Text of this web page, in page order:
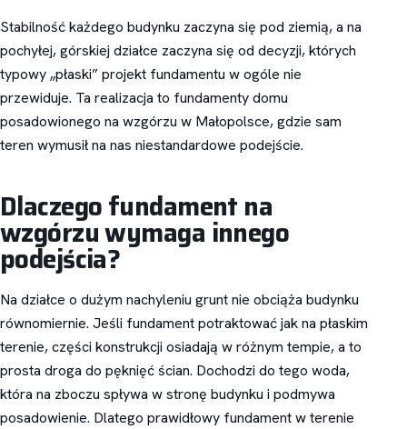
Stabilność każdego budynku zaczyna się pod ziemią, a na
pochyłej, górskiej działce zaczyna się od decyzji, których
typowy „płaski” projekt fundamentu w ogóle nie
przewiduje. Ta realizacja to fundamenty domu
posadowionego na wzgórzu w Małopolsce, gdzie sam
teren wymusił na nas niestandardowe podejście.
Dlaczego fundament na
wzgórzu wymaga innego
podejścia?
Na działce o dużym nachyleniu grunt nie obciąża budynku
równomiernie. Jeśli fundament potraktować jak na płaskim
terenie, części konstrukcji osiadają w różnym tempie, a to
prosta droga do pęknięć ścian. Dochodzi do tego woda,
która na zboczu spływa w stronę budynku i podmywa
posadowienie. Dlatego prawidłowy fundament w terenie